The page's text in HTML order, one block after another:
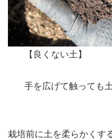
【良くない土】
手を広げて触っても
栽培前に土を柔らかくす